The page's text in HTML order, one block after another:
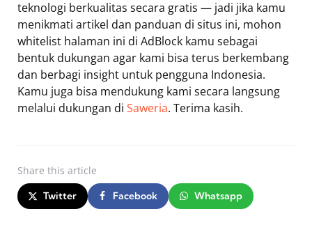
teknologi berkualitas secara gratis — jadi jika kamu
menikmati artikel dan panduan di situs ini, mohon
whitelist halaman ini di AdBlock kamu sebagai
bentuk dukungan agar kami bisa terus berkembang
dan berbagi insight untuk pengguna Indonesia.
Kamu juga bisa mendukung kami secara langsung
melalui dukungan di Saweria. Terima kasih.
Share this article
Twitter Facebook Whatsapp